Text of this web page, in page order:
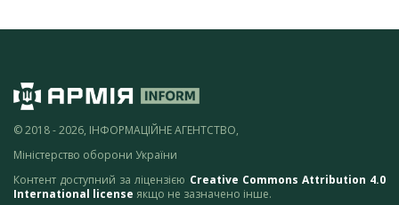
© 2018 - 2026, ІНФОРМАЦІЙНЕ АГЕНТСТВО,
Міністерство оборони України
Контент доступний за ліцензією Creative Commons Attribution 4.0
International license якщо не зазначено інше.